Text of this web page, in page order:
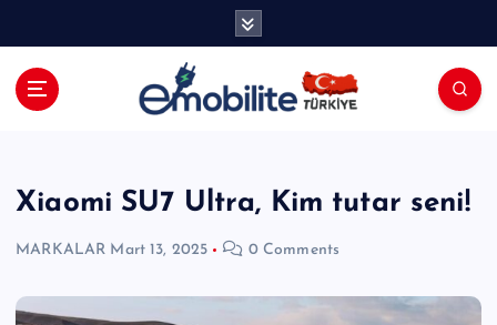
Xiaomi SU7 Ultra, Kim tutar seni!
MARKALAR Mart 13, 2025 0 Comments